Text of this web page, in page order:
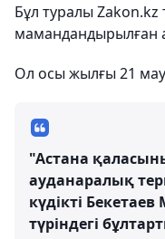
Бұл туралы Zakon.kz
мамандандырылған
Ол осы жылғы 21
"Астана
ауданаралық
күдікті
түріндегі